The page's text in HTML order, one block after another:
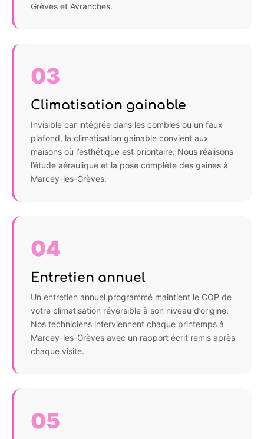
Grèves et Avranches.
03
Climatisation gainable
Invisible car intégrée dans les combles ou un faux
plafond, la climatisation gainable convient aux
maisons où l’esthétique est prioritaire. Nous réalisons
l’étude aéraulique et la pose complète des gaines à
Marcey-les-Grèves.
04
Entretien annuel
Un entretien annuel programmé maintient le COP de
votre climatisation réversible à son niveau d’origine.
Nos techniciens interviennent chaque printemps à
Marcey-les-Grèves avec un rapport écrit remis après
chaque visite.
05